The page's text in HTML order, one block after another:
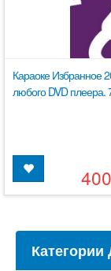
Караоке Избранное
любого DVD плеера.
Категории